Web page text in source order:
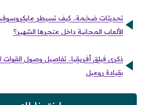
تحديثات ضخمة.. كيف تسيطر
الألعاب المجانية داخل متجرها الشهير؟
ذكرى فيلق أفريقيا.. تفاصيل وصول القوات
بقيادة روميل